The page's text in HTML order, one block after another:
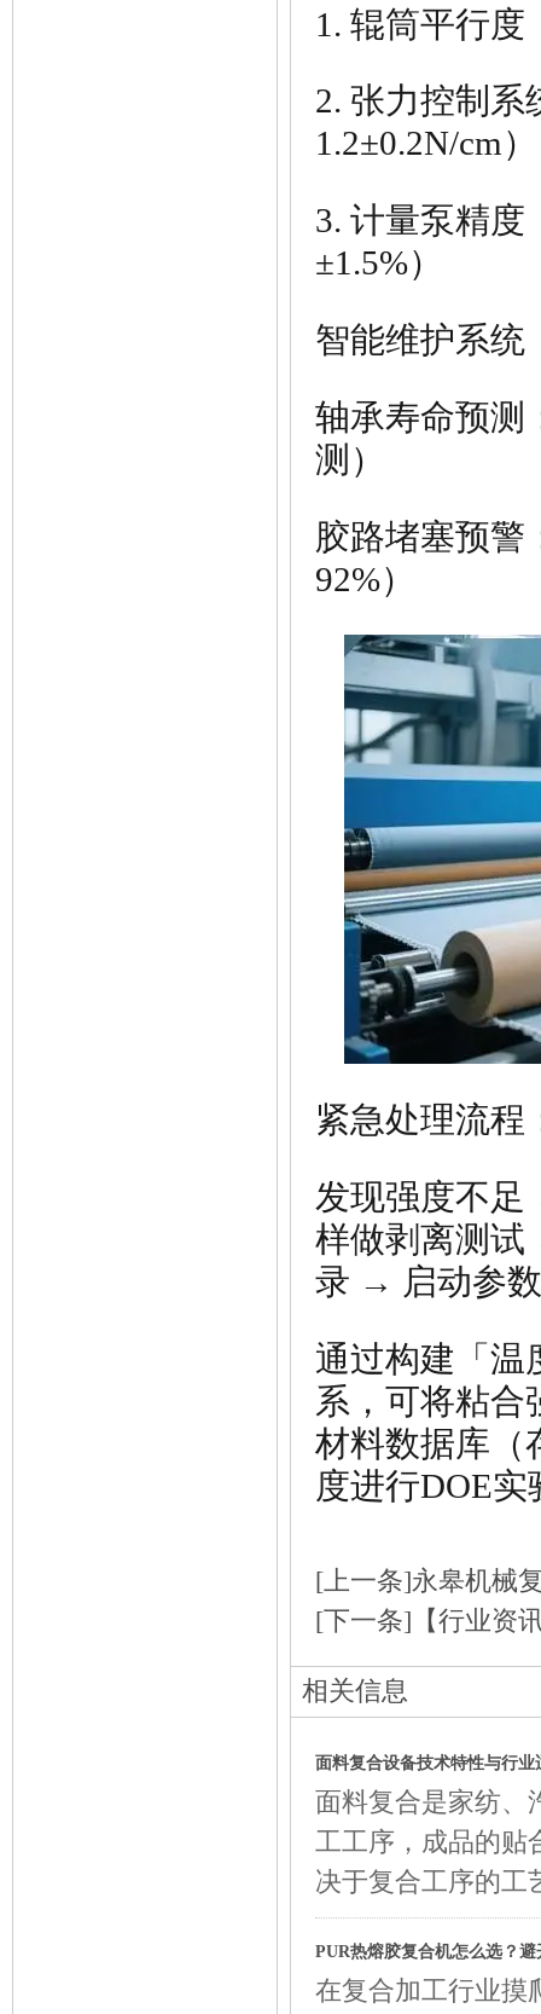
1. 辊筒平行度
2. 张力控制系
1.2±0.2N/cm）
3. 计量泵精度
±1.5%）
智能维护系统
轴承寿命预测
测）
胶路堵塞预警
92%）
紧急处理流程
发现强度不
样做剥离测
录 → 启动参
通过构建「 温
系，可将粘合
材料数据库（
度进行DOE实
[上一条]永皋机械
[下一条] 【行业资
相关信息
面料复合设备技术特性与行业
面料复合是家纺、
工工序，成品的贴
决于复合工序的工
PUR热熔胶复合机怎么选？避
在复合加工行业摸